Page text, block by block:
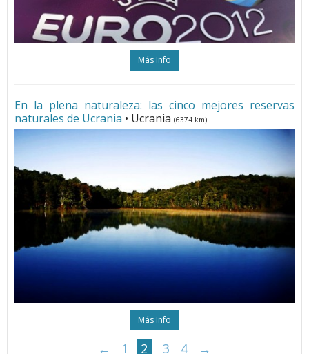
Más Info
En la plena naturaleza: las cinco mejores reservas
naturales de Ucrania • Ucrania (6374 km)
Más Info
← 1 2 3 4 →